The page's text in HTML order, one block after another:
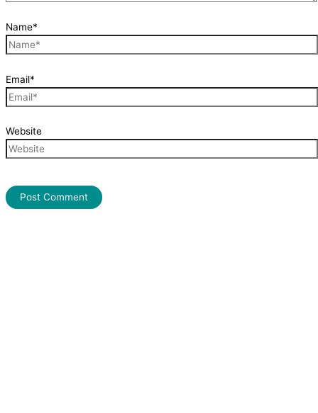
Name*
Email*
Website